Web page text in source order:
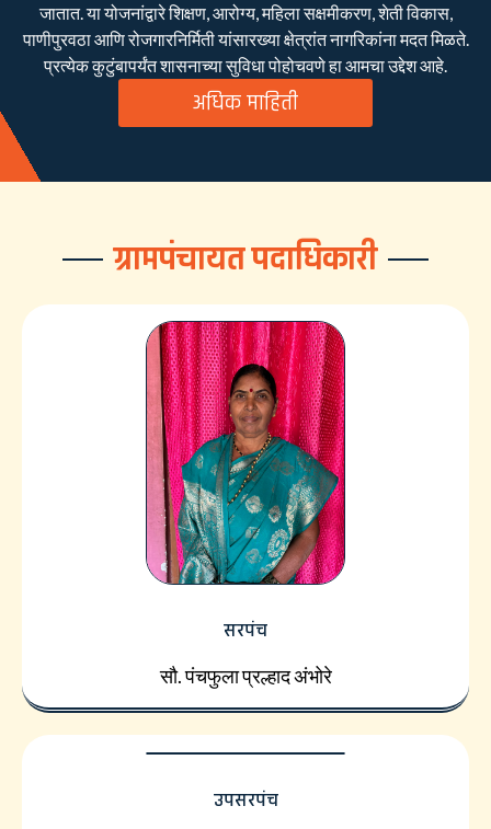
जातात. या योजनांद्वारे शिक्षण, आरोग्य, महिला सक्षमीकरण, शेती विकास,
पाणीपुरवठा आणि रोजगारनिर्मिती यांसारख्या क्षेत्रांत नागरिकांना मदत मिळते.
प्रत्येक कुटुंबापर्यंत शासनाच्या सुविधा पोहोचवणे हा आमचा उद्देश आहे.
अधिक माहिती
ग्रामपंचायत पदाधिकारी
सरपंच
सौ. पंचफुला प्रल्हाद अंभोरे
उपसरपंच